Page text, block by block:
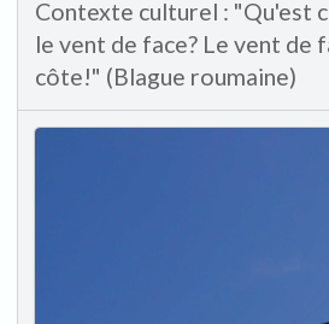
Contexte culturel : "Qu'est
le vent de face? Le vent de
côte!" (Blague roumaine)